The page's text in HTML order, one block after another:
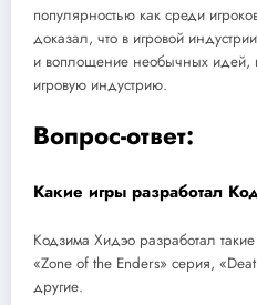
популярностью как среди
доказал, что в игровой
и воплощение необычных идей,
игровую индустрию.
Вопрос-ответ:
Какие игры разработал
Кодзима Хидэо разработал
«Zone of the Enders» серия,
другие.